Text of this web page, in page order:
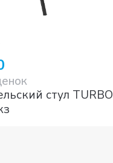
стул TURBO